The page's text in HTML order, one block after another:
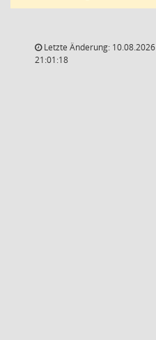
Letzte Änderung: 10.08.2026
21:01:18